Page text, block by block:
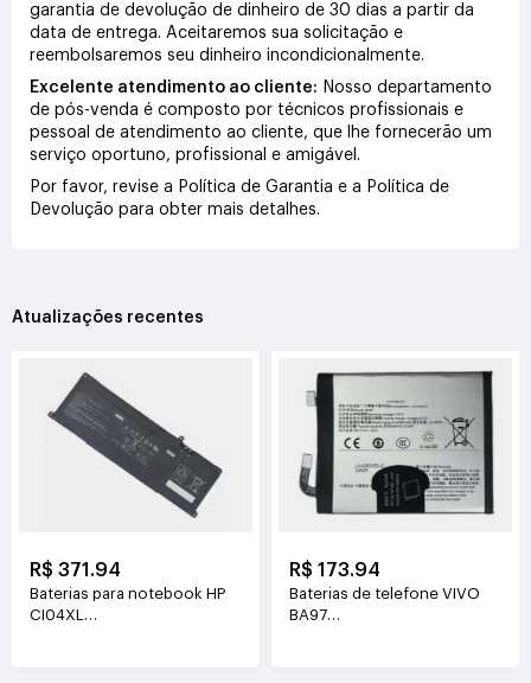
garantia de devolução de dinheiro de 30 dias a partir da
data de entrega. Aceitaremos sua solicitação e
reembolsaremos seu dinheiro incondicionalmente.
Excelente atendimento ao cliente: Nosso departamento
de pós-venda é composto por técnicos profissionais e
pessoal de atendimento ao cliente, que lhe fornecerão um
serviço oportuno, profissional e amigável.
Por favor, revise a Política de Garantia e a Política de
Devolução para obter mais detalhes.
Atualizações recentes
R$ 371.94
Baterias para notebook HP
CI04XL
R$ 173.94
Baterias de telefone VIVO
BA97